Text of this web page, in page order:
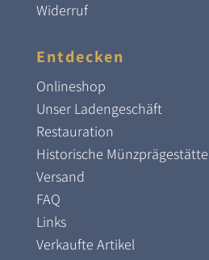
Widerruf
Entdecken
Onlineshop
Unser Ladengeschäft
Restauration
Historische
Versand
FAQ
Links
Verkaufte Artikel